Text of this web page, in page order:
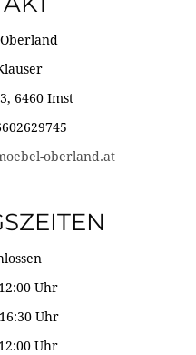
6460 Imst
oberland.at
Uhr
Uhr
Uhr